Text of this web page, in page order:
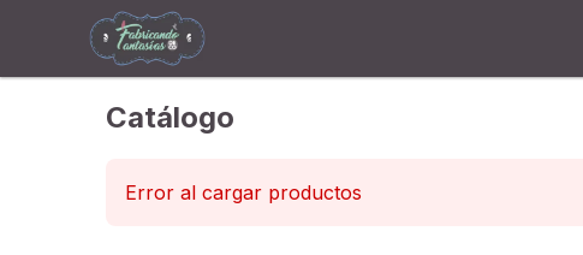
Catálogo
Error al cargar productos